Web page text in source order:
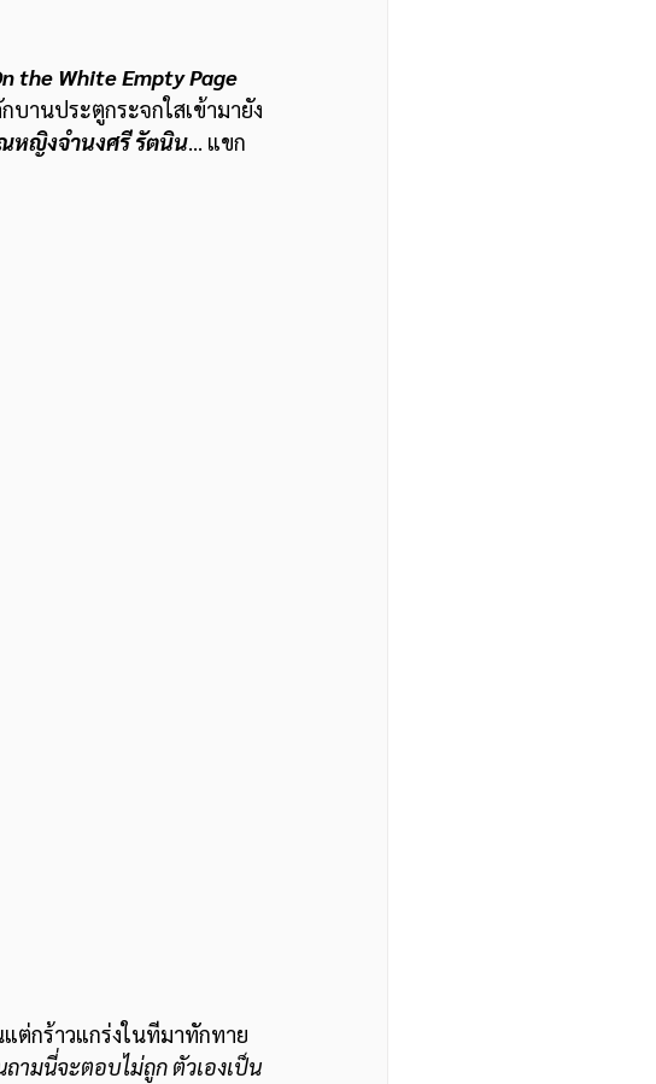
the White Empty Page
านประตูกระจกใสเข้ามายัง
หญิงจำนงศรี รัตนิน... แขก
ต่กร้าวแกร่งในทีมาทักทาย
ามนี่จะตอบไม่ถูก ตัวเองเป็น